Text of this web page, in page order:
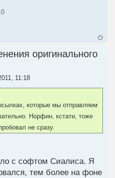
оригинального
11:18
которые мы отправляем
Норфин, кстати, тоже
не сразу.
с софтом Сиалиса. Я
тем более на фоне